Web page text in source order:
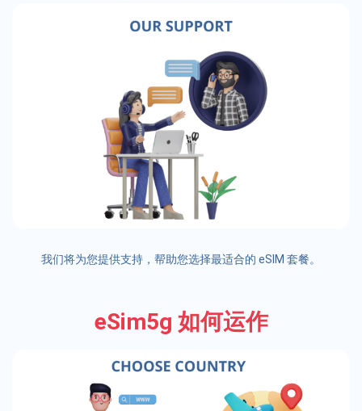
我们将为您提供支持，帮助您选择最适合的 eSIM 套餐。
eSim5g 如何运作